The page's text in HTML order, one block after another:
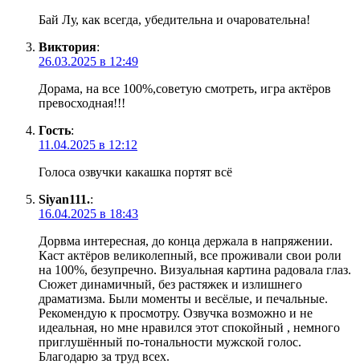
Бай Лу, как всегда, убедительна и очаровательна!
Виктория:
26.03.2025 в 12:49
Дорама, на все 100%,советую смотреть, игра актёров
превосходная!!!
Гость:
11.04.2025 в 12:12
Голоса озвучки какашка портят всё
Siyan111.:
16.04.2025 в 18:43
Дорвма интересная, до конца держала в напряжении.
Каст актёров великолепный, все проживали свои роли
на 100%, безупречно. Визуальная картина радовала глаз.
Сюжет динамичный, без растяжек и излишнего
драматизма. Были моменты и весёлые, и печальные.
Рекомендую к просмотру. Озвучка возможно и не
идеальная, но мне нравился этот спокойный , немного
приглушённый по-тональности мужской голос.
Благодарю за труд всех.